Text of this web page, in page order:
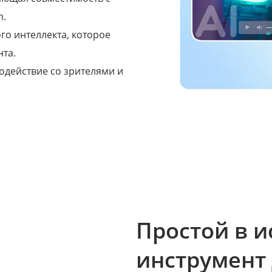
интеллекта, которое
со зрителями и
Простой в